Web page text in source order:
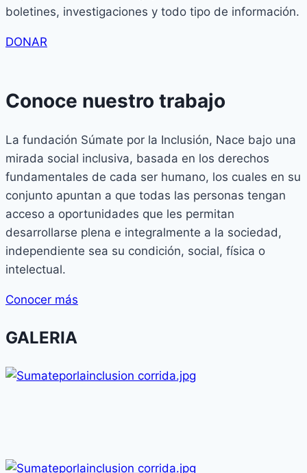
boletines, investigaciones y todo tipo de información.
DONAR
Conoce nuestro trabajo
La fundación Súmate por la Inclusión, Nace bajo una
mirada social inclusiva, basada en los derechos
fundamentales de cada ser humano, los cuales en su
conjunto apuntan a que todas las personas tengan
acceso a oportunidades que les permitan
desarrollarse plena e integralmente a la sociedad,
independiente sea su condición, social, física o
intelectual.
Conocer más
GALERIA